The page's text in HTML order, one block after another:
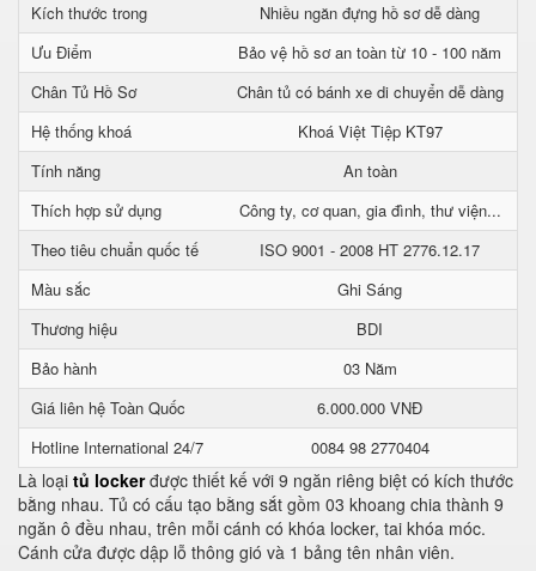
Kích thước trong
Nhiều ngăn đựng hồ sơ dễ dàng
Ưu Điểm
Bảo vệ hồ sơ an toàn từ 10 - 100 năm
Chân Tủ Hồ Sơ
Chân tủ có bánh xe di chuyển dễ dàng
Hệ thống khoá
Khoá Việt Tiệp KT97
Tính năng
An toàn
Thích hợp sử dụng
Công ty, cơ quan, gia đình, thư viện...
Theo tiêu chuẩn quốc tế
ISO 9001 - 2008 HT 2776.12.17
Màu sắc
Ghi Sáng
Thương hiệu
BDI
Bảo hành
03 Năm
Giá liên hệ Toàn Quốc
6.000.000 VNĐ
Hotline International 24/7
0084 98 2770404
Là loại tủ lockerđược thiết kế với 9 ngăn riêng biệt có kích thước
bằng nhau. Tủ có cấu tạo bằng sắt gồm 03 khoang chia thành 9
ngăn ô đều nhau, trên mỗi cánh có khóa locker, tai khóa móc.
Cánh cửa được dập lỗ thông gió và 1 bảng tên nhân viên.